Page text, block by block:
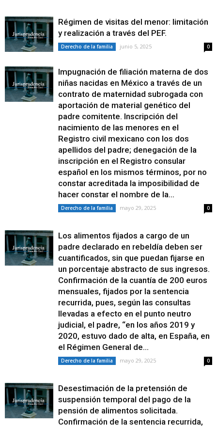
Régimen de visitas del menor: limitación
y realización a través del PEF.
Derecho de la familia junio 5, 2025 0
Impugnación de filiación materna de dos
niñas nacidas en México a través de un
contrato de maternidad subrogada con
aportación de material genético del
padre comitente. Inscripción del
nacimiento de las menores en el
Registro civil mexicano con los dos
apellidos del padre; denegación de la
inscripción en el Registro consular
español en los mismos términos, por no
constar acreditada la imposibilidad de
hacer constar el nombre de la...
Derecho de la familia mayo 29, 2025 0
Los alimentos fijados a cargo de un
padre declarado en rebeldía deben ser
cuantificados, sin que puedan fijarse en
un porcentaje abstracto de sus ingresos.
Confirmación de la cuantía de 200 euros
mensuales, fijados por la sentencia
recurrida, pues, según las consultas
llevadas a efecto en el punto neutro
judicial, el padre, “en los años 2019 y
2020, estuvo dado de alta, en España, en
el Régimen General de...
Derecho de la familia mayo 29, 2025 0
Desestimación de la pretensión de
suspensión temporal del pago de la
pensión de alimentos solicitada.
Confirmación de la sentencia recurrida,